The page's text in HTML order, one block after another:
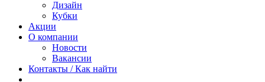
Дизайн
Кубки
Акции
О компании
Новости
Вакансии
Контакты / Как найти